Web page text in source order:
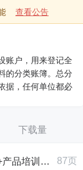
查看公告
账户，用来登记全
的分类账簿。总分
据，任何单位都必
下载量
总账.pptx 87页